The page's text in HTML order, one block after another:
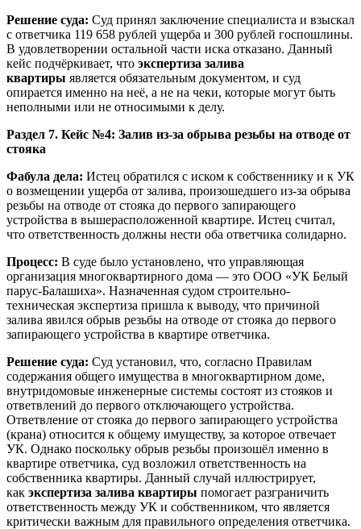
Решение суда: Суд принял заключение специалиста и взыскал
с ответчика 119 658 рублей ущерба и 300 рублей госпошлины.
В удовлетворении остальной части иска отказано. Данный
кейс подчёркивает, что экспертиза залива
квартиры является обязательным документом, и суд
опирается именно на неё, а не на чеки, которые могут быть
неполными или не относимыми к делу.
Раздел 7. Кейс №4: Залив из-за обрыва резьбы на отводе от
стояка
Фабула дела: Истец обратился с иском к собственнику и к УК
о возмещении ущерба от залива, произошедшего из-за обрыва
резьбы на отводе от стояка до первого запирающего
устройства в вышерасположенной квартире. Истец считал,
что ответственность должны нести оба ответчика солидарно.
Процесс: В суде было установлено, что управляющая
организация многоквартирного дома — это ООО «УК Белый
парус-Балашиха». Назначенная судом строительно-
техническая экспертиза пришла к выводу, что причиной
залива явился обрыв резьбы на отводе от стояка до первого
запирающего устройства в квартире ответчика.
Решение суда: Суд установил, что, согласно Правилам
содержания общего имущества в многоквартирном доме,
внутридомовые инженерные системы состоят из стояков и
ответвлений до первого отключающего устройства.
Ответвление от стояка до первого запирающего устройства
(крана) относится к общему имуществу, за которое отвечает
УК. Однако поскольку обрыв резьбы произошёл именно в
квартире ответчика, суд возложил ответственность на
собственника квартиры. Данный случай иллюстрирует,
как экспертиза залива квартиры помогает разграничить
ответственность между УК и собственником, что является
критически важным для правильного определения ответчика.